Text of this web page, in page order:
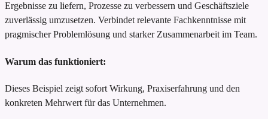
Ergebnisse zu liefern, Prozesse zu verbessern und Geschäftsziele
zuverlässig umzusetzen. Verbindet relevante Fachkenntnisse mit
pragmischer Problemlösung und starker Zusammenarbeit im Team.
Warum das funktioniert:
Dieses Beispiel zeigt sofort Wirkung, Praxiserfahrung und den
konkreten Mehrwert für das Unternehmen.